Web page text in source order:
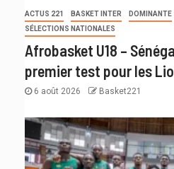
ACTUS 221 BASKET INTER DOMINANTE
SÉLECTIONS NATIONALES
Afrobasket U18 –
premier test pour les
6 août 2026 Basket221